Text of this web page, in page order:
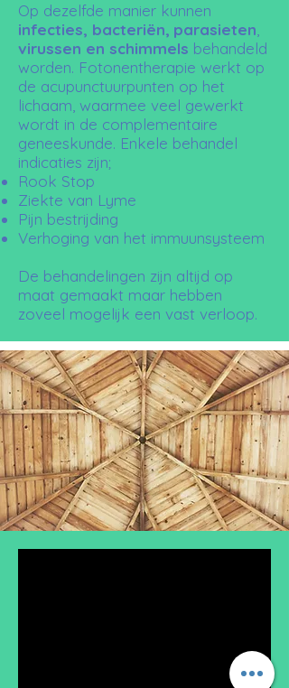
Op dezelfde manier kunnen
infecties, bacteriën, parasieten
virussen en schimmels behandeld
worden. Fotonentherapie werkt op
de acupunctuurpunten op het
lichaam, waarmee veel gewerkt
wordt in de complementaire
geneeskunde. Enkele behandel
indicaties zijn;
Rook Stop
Ziekte van Lyme
Pijn bestrijding
Verhoging van het immuunsysteem
De behandelingen zijn altijd op
maat gemaakt maar hebben
zoveel mogelijk een vast verloop.